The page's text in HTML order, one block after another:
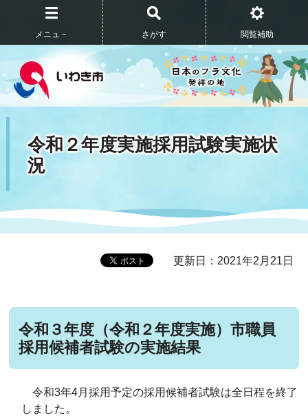
メニュ－ さがす 閲覧補助
令和２年度実施採用試験実施状
況
更新日：2021年2月21日
令和３年度（令和２年度実施）市職員
採用候補者試験の実施結果
令和3年4月採用予定の採用候補者試験は全日程を終了
しました。